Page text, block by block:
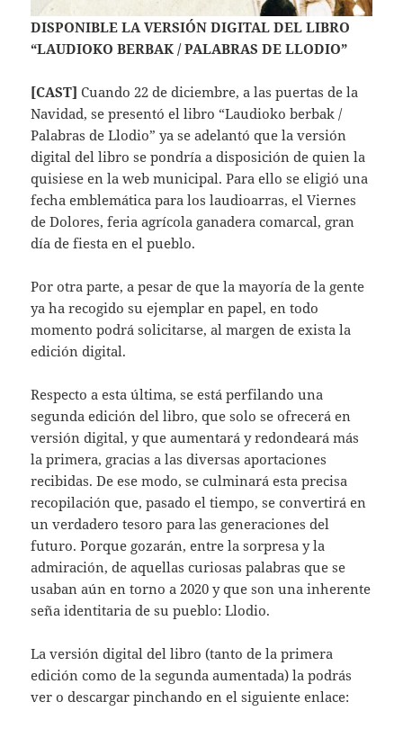
DISPONIBLE LA VERSIÓN DIGITAL DEL LIBRO
“LAUDIOKO BERBAK / PALABRAS DE LLODIO”
[CAST] Cuando 22 de diciembre, a las puertas de la
Navidad, se presentó el libro “Laudioko berbak /
Palabras de Llodio” ya se adelantó que la versión
digital del libro se pondría a disposición de quien la
quisiese en la web municipal. Para ello se eligió una
fecha emblemática para los laudioarras, el Viernes
de Dolores, feria agrícola ganadera comarcal, gran
día de fiesta en el pueblo.
Por otra parte, a pesar de que la mayoría de la gente
ya ha recogido su ejemplar en papel, en todo
momento podrá solicitarse, al margen de exista la
edición digital.
Respecto a esta última, se está perfilando una
segunda edición del libro, que solo se ofrecerá en
versión digital, y que aumentará y redondeará más
la primera, gracias a las diversas aportaciones
recibidas. De ese modo, se culminará esta precisa
recopilación que, pasado el tiempo, se convertirá en
un verdadero tesoro para las generaciones del
futuro. Porque gozarán, entre la sorpresa y la
admiración, de aquellas curiosas palabras que se
usaban aún en torno a 2020 y que son una inherente
seña identitaria de su pueblo: Llodio.
La versión digital del libro (tanto de la primera
edición como de la segunda aumentada) la podrás
ver o descargar pinchando en el siguiente enlace: